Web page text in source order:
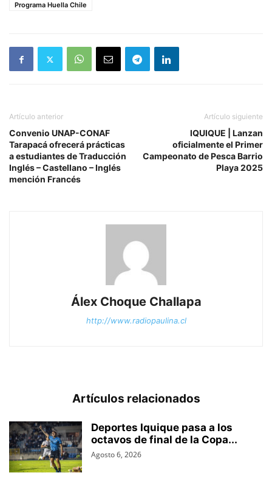
Programa Huella Chile
Artículo anterior
Convenio UNAP-CONAF
Tarapacá ofrecerá prácticas
a estudiantes de Traducción
Inglés – Castellano – Inglés
mención Francés
Artículo siguiente
IQUIQUE | Lanzan
oficialmente el Primer
Campeonato de Pesca Barrio
Playa 2025
Álex Choque Challapa
http://www.radiopaulina.cl
Artículos relacionados
Deportes Iquique pasa a los
octavos de final de la Copa...
Agosto 6, 2026